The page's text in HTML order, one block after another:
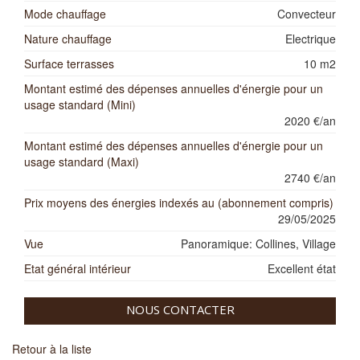
Mode chauffage
Convecteur
Nature chauffage
Electrique
Surface terrasses
10 m2
Montant estimé des dépenses annuelles d'énergie pour un
usage standard (Mini)
2020 €/an
Montant estimé des dépenses annuelles d'énergie pour un
usage standard (Maxi)
2740 €/an
Prix moyens des énergies indexés au (abonnement compris)
29/05/2025
Vue
Panoramique: Collines, Village
Etat général intérieur
Excellent état
NOUS CONTACTER
Retour à la liste